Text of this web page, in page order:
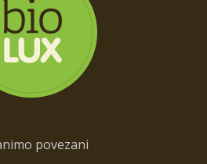
povezani